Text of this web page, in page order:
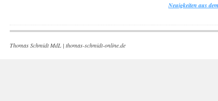
Neuigkeiten aus
Thomas Schmidt MdL | thomas-schmidt-online.de